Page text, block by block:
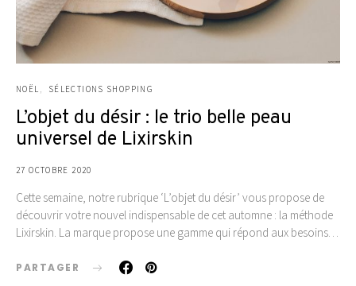
NOËL SÉLECTIONS SHOPPING
L’objet du désir : le trio belle peau
universel de Lixirskin
27 OCTOBRE 2020
Cette semaine, notre rubrique ‘L’objet du désir’ vous propose de
découvrir votre nouvel indispensable de cet automne : la méthode
Lixirskin. La marque propose une gamme qui répond aux besoins…
PARTAGER